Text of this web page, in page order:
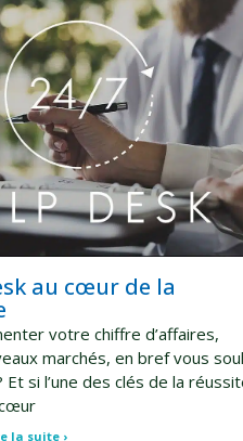
au cœur de la
votre chiffre d’affaires,
marchés, en bref vous
si l’une des clés de la
la suite ›